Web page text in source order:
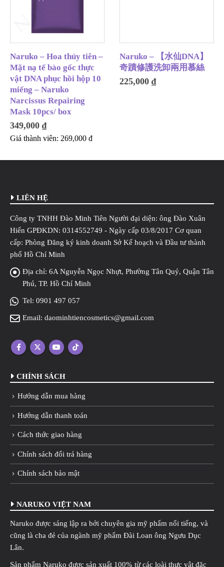
Naruko – Hoa thủy tiên –
Mặt nạ tế bào gốc thực
vật DNA phục hồi hộp 10
miếng – Naruko
Narcissus Repairing
Mask 10pcs/ box
349,000 ₫
Giá thành viên: 269,000 đ
Naruko – 【水仙DNA】
奇蹟修護洗卸兩用慕絲
225,000 ₫
LIÊN HỆ
Công ty TNHH Đào Minh Tiên Người đại diện: ông Đào Xuân
Hiến GPĐKDN: 0314552749 - Ngày cấp 03/8/2017 Cơ quan
cấp: Phòng Đăng ký kinh doanh Sở Kế hoạch và Đầu tư thành
phố Hồ Chí Minh
Địa chỉ: 6A Nguyễn Ngọc Nhựt, Phường Tân Quý, Quận Tân
Phú, TP. Hồ Chí Minh
Tel: 0901 497 057
Email: daominhtiencosmetics@gmail.com
CHÍNH SÁCH
Hướng dẫn mua hàng
Hướng dẫn thanh toán
Cách thức giao hàng
Chính sách đổi trả hàng
Chính sách bảo mật
NARUKO VIỆT NAM
Naruko được sáng lập ra bởi chuyên gia mỹ phẩm nổi tiếng, và
cũng là cha đẻ của ngành mỹ phẩm Đài Loan ông Ngưu Dục
Lân.
Sản phẩm Naruko được sản xuất 100% từ các loài thực vật đặc